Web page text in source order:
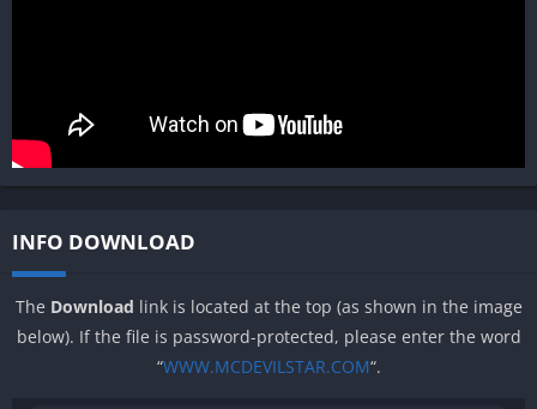
INFO DOWNLOAD
The Download link is located at the top (as shown in the image
below). If the file is password-protected, please enter the word
“WWW.MCDEVILSTAR.COM“.